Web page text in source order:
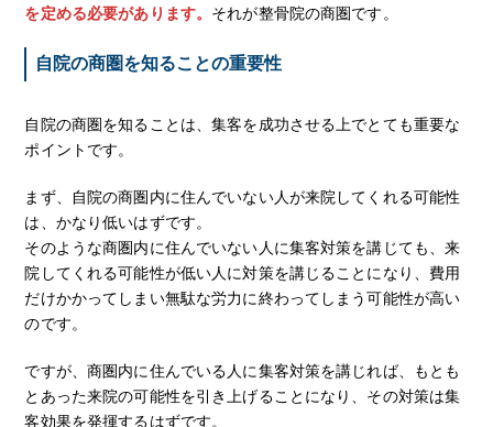
を定める必要があります。 それが整骨院の商圏です。
自院の商圏を知ることの重要性
自院の商圏を知ることは、集客を成功させる上でとても重要な
ポイントです。
まず、自院の商圏内に住んでいない人が来院してくれる可能性
は、かなり低いはずです。
そのような商圏内に住んでいない人に集客対策を講じても、来
院してくれる可能性が低い人に対策を講じることになり、費用
だけかかってしまい無駄な労力に終わってしまう可能性が高い
のです。
ですが、商圏内に住んでいる人に集客対策を講じれば、もとも
とあった来院の可能性を引き上げることになり、その対策は集
客効果を発揮するはずです。